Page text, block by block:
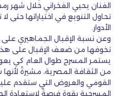
الفنان يحيي الفخراني خلال شهر
تحاول التنويع في اختياراتها حتى
الأدوار.
وعن نسبة الإقبال الجماهيري
تخوفها من ضعف الإقبال على هذا
يستمر المسرح طوال العام كي
من الثقافة المصرية، مشيرةً
القومي والعروض التي ستقدم
المسرحية بقوة فرصةً لاستعادة